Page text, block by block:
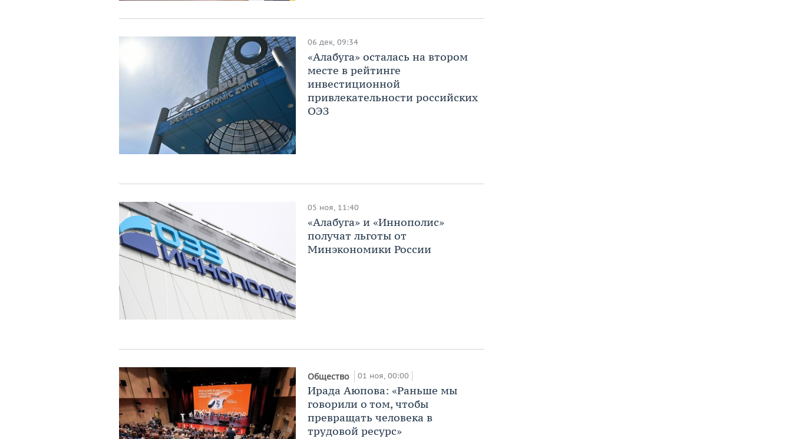
06 дек, 09:34
«Алабуга» осталась на втором
месте в рейтинге
инвестиционной
привлекательности российских
ОЭЗ
05 ноя, 11:40
«Алабуга» и «Иннополис»
получат льготы от
Минэкономики России
Общество 01 ноя, 00:00
Ирада Аюпова: «Раньше мы
говорили о том, чтобы
превращать человека в
трудовой ресурс»